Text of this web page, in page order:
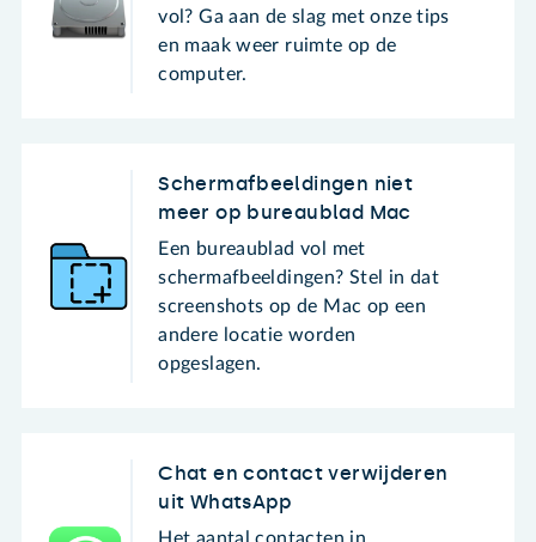
vol? Ga aan de slag met onze tips
en maak weer ruimte op de
computer.
Schermafbeeldingen niet
meer op bureaublad Mac
Een bureaublad vol met
schermafbeeldingen? Stel in dat
screenshots op de Mac op een
andere locatie worden
opgeslagen.
Chat en contact verwijderen
uit WhatsApp